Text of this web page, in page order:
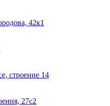
42к1
строение 14
27с2